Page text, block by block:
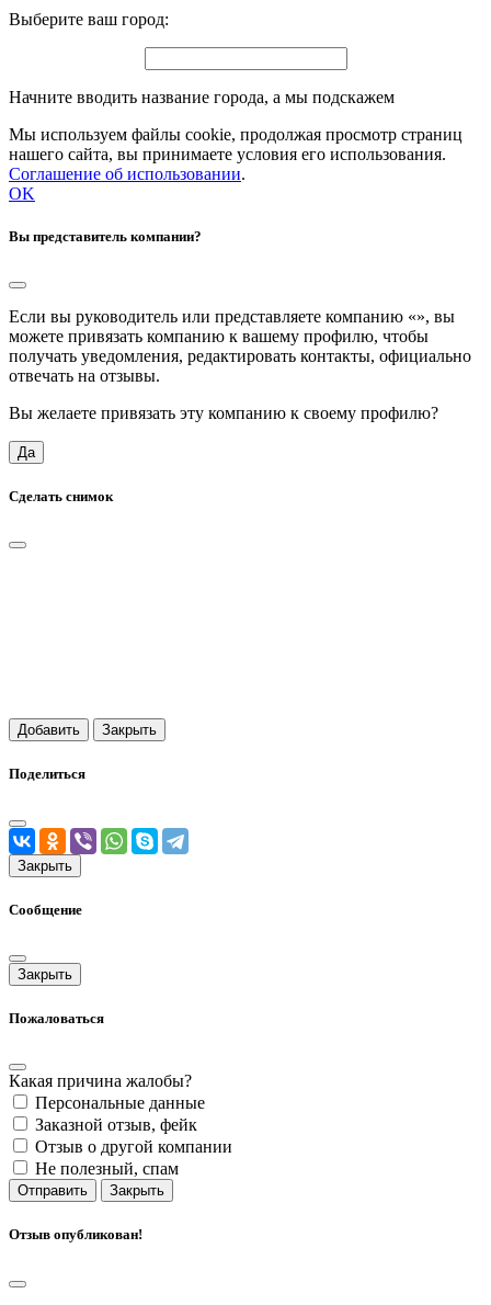
Выберите ваш город:
Начните вводить название города, а мы подскажем
Мы используем файлы cookie, продолжая просмотр страниц
нашего сайта, вы принимаете условия его использования.
Соглашение об использовании.
OK
Вы представитель компании?
Если вы руководитель или представляете компанию «», вы
можете привязать компанию к вашему профилю, чтобы
получать уведомления, редактировать контакты, официально
отвечать на отзывы.
Вы желаете привязать эту компанию к своему профилю?
Да
Сделать снимок
Добавить Закрыть
Поделиться
Закрыть
Сообщение
Закрыть
Пожаловаться
Какая причина жалобы?
Персональные данные
Заказной отзыв, фейк
Отзыв о другой компании
Не полезный, спам
Отправить Закрыть
Отзыв опубликован!